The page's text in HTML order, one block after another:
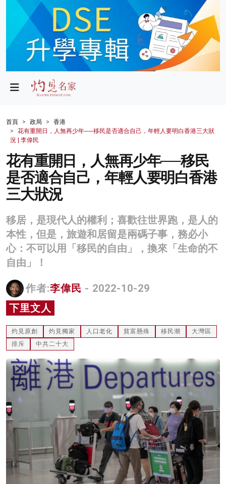
政局
財經
生活
健康
商業
科技
影片
名家榜
灼見活動
關於我們
首頁 政局
香港
花有重開日，人無再少年──移民是否適合自己，年輕人要明白香港三大狀
況 | 李偉民
花有重開日，人無再少年──移民
是否適合自己，年輕人要明白香港
三大狀況
移居，是現代人的權利；喜歡往世界跑，是人的
本性，但是，旅遊和居留是兩碼子事，務必小
心：不可以用「移民的自由」，換來「生命的不
自由」！
作者:李偉民 - 2022-10-29
下里文人
灼見原創 灼見獨家 人口老化 貧富懸殊 移民潮
大灣區
排斥
中共二十大